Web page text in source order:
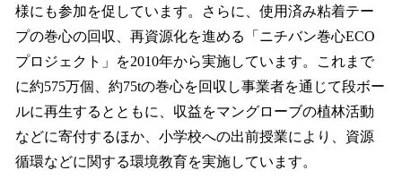
様にも参加を促しています。さらに、使用済み粘着テー
プの巻心の回収、再資源化を進める「ニチバン巻心ECO
プロジェクト」を2010年から実施しています。これまで
に約575万個、約75tの巻心を回収し事業者を通じて段ボー
ルに再生するとともに、収益をマングローブの植林活動
などに寄付するほか、小学校への出前授業により、資源
循環などに関する環境教育を実施しています。